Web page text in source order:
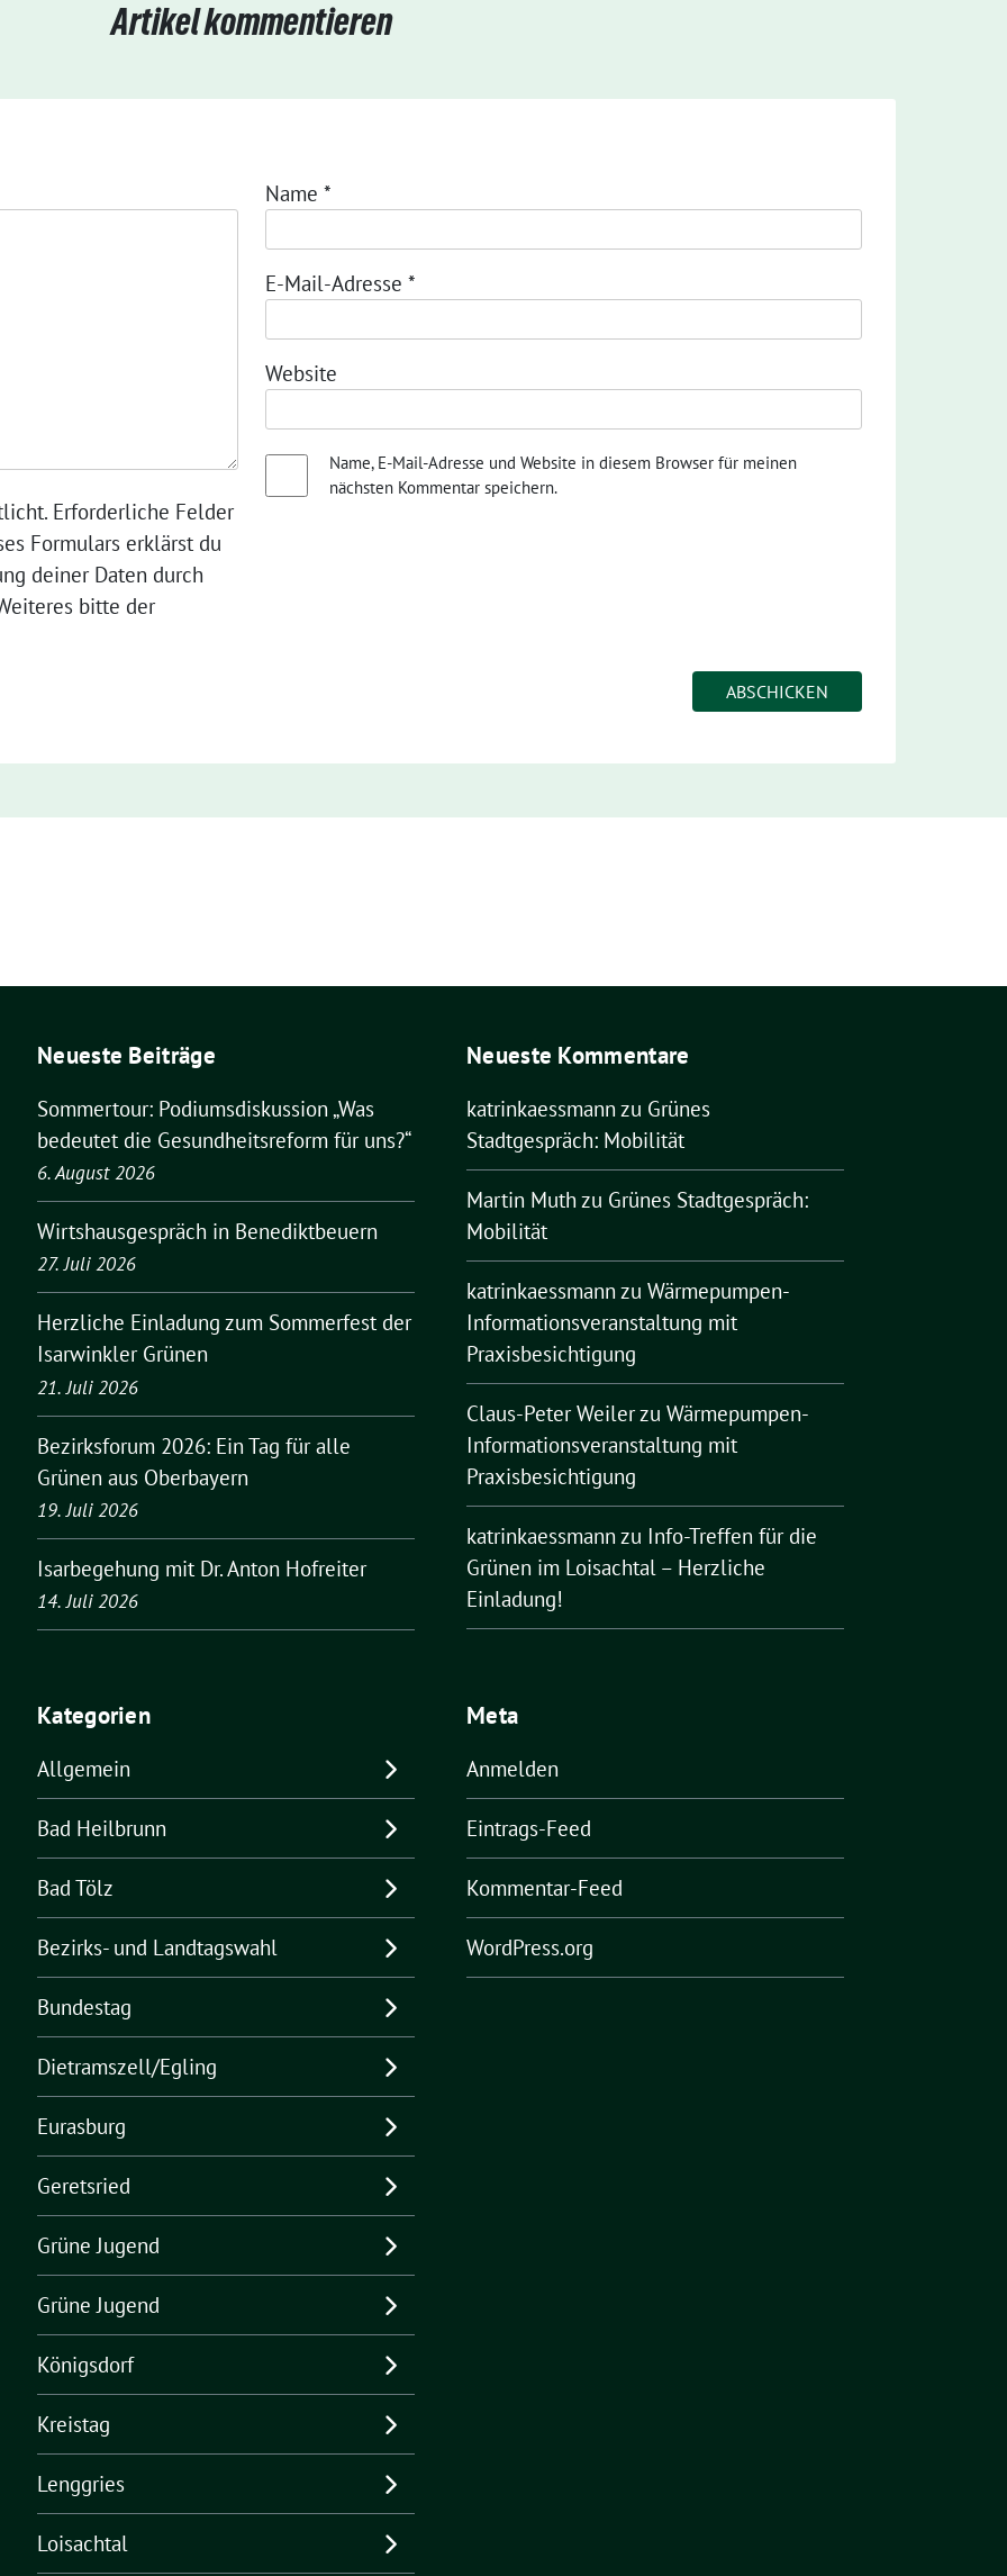
Artikel kommentieren
Erforderliche Felder
Formulars erklärst du
deiner Daten durch
bitte der
Name *
E-Mail-Adresse *
Website
Name, E-Mail-Adresse und Website in diesem Browser für meinen
nächsten Kommentar speichern.
Neueste Beiträge
Sommertour: Podiumsdiskussion „Was
bedeutet die Gesundheitsreform für uns?“
6. August 2026
Wirtshausgespräch in Benediktbeuern
27. Juli 2026
Herzliche Einladung zum Sommerfest der
Isarwinkler Grünen
21. Juli 2026
Bezirksforum 2026: Ein Tag für alle
Grünen aus Oberbayern
19. Juli 2026
Isarbegehung mit Dr. Anton Hofreiter
14. Juli 2026
Neueste Kommentare
katrinkaessmann zu Grünes
Stadtgespräch: Mobilität
Martin Muth zu Grünes Stadtgespräch:
Mobilität
katrinkaessmann zu Wärmepumpen-
Informationsveranstaltung mit
Praxisbesichtigung
Claus-Peter Weilerzu Wärmepumpen-
Informationsveranstaltung mit
Praxisbesichtigung
katrinkaessmann zu Info-Treffen für die
Grünen im Loisachtal – Herzliche
Einladung!
Kategorien
Allgemein
Bad Heilbrunn
Bad Tölz
Bezirks- und Landtagswahl
Bundestag
Dietramszell/Egling
Eurasburg
Geretsried
Grüne Jugend
Grüne Jugend
Königsdorf
Kreistag
Lenggries
Loisachtal
Meta
Anmelden
Eintrags-Feed
Kommentar-Feed
WordPress.org